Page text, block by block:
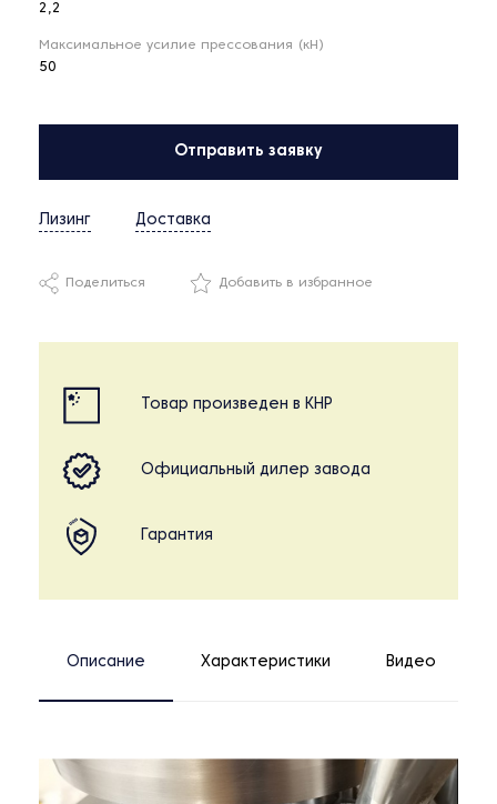
2,2
Максимальное усилие прессования (кН)
50
Отправить заявку
Лизинг Доставка
Поделиться Добавить в избранное
Товар произведен в КНР
Официальный дилер завода
Гарантия
Описание Характеристики Видео